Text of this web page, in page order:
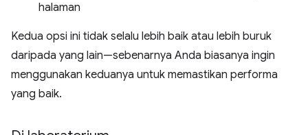
halaman
Kedua opsi ini tidak selalu lebih baik atau lebih buruk
daripada yang lain—sebenarnya Anda biasanya ingin
menggunakan keduanya untuk memastikan performa
yang baik.